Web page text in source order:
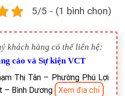
5/5 - (1 bình chọn)
khách hàng có thể liên hệ:
cáo và Sự kiện VCT
Thị Tân – Phường Phú Lợi
– Bình Dương Xem địa chỉ